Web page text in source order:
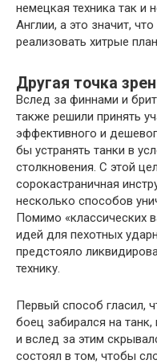
немецкая техника так и
Англии, а это значит,
реализовать хитрые
Другая точка
Вслед за финнами и
также решили принять
эффективного и
бы устранять танки в
столкновения. С этой
сорокастраничная
несколько способов
Помимо «классических
идей для пехотных
предстояло
технику.
Первый способ гласил,
боец забирался на танк,
и вслед за этим
состоял в том, чтобы